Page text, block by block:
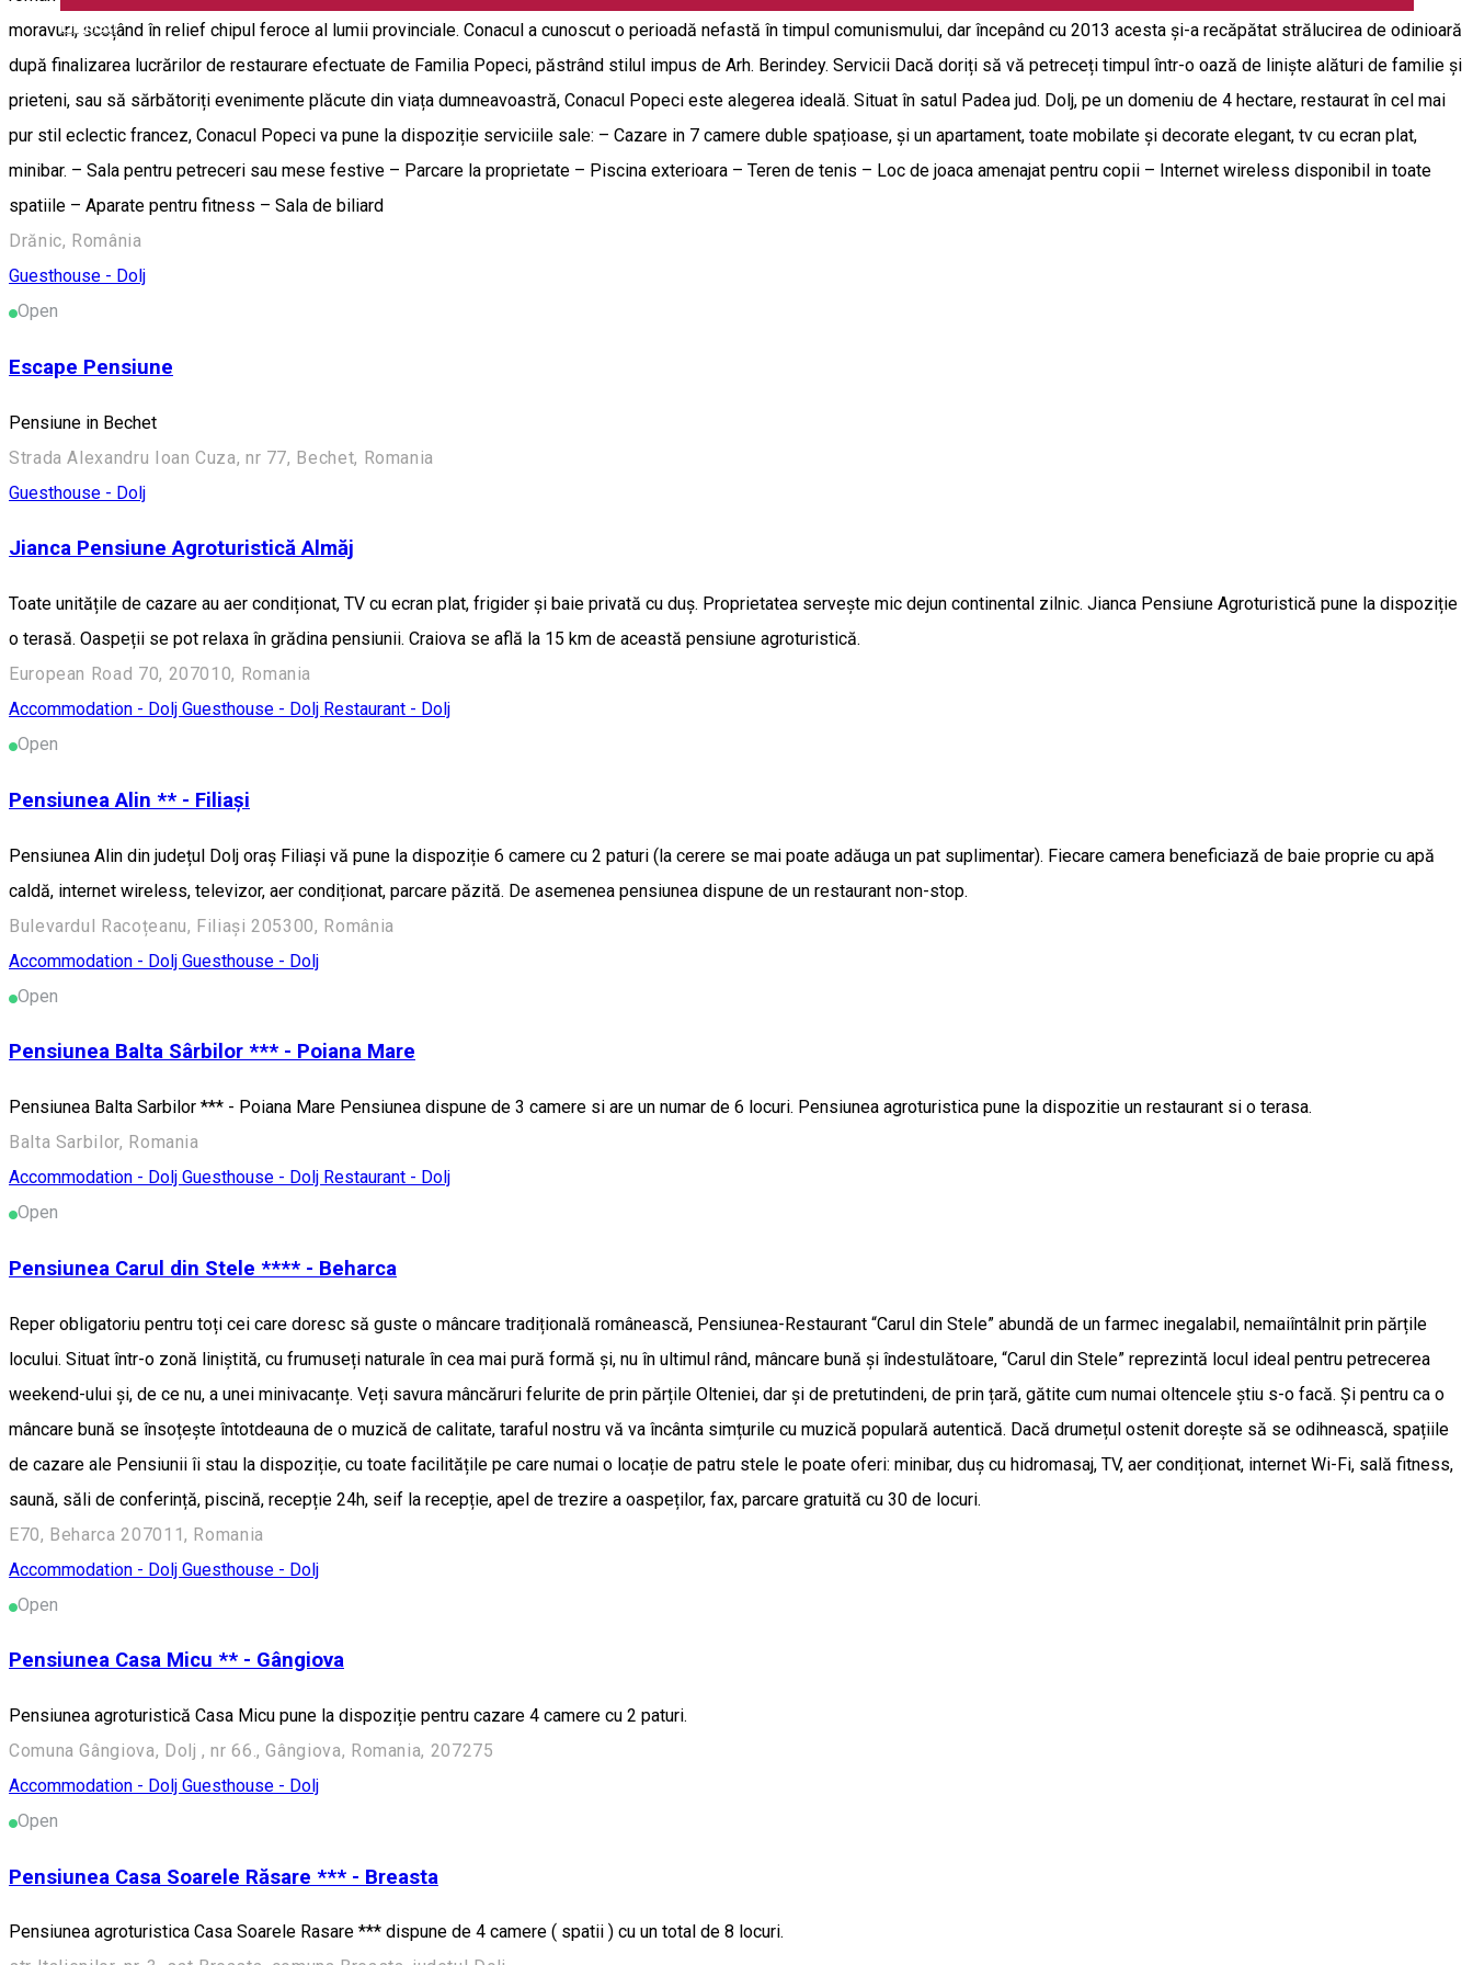
English
moravuri, scoțând în relief chipul feroce al lumii provinciale. Conacul a cunoscut o perioadă nefastă în timpul comunismului, dar începând cu 2013 acesta și-a recăpătat strălucirea de odinioară
după finalizarea lucrărilor de restaurare efectuate de Familia Popeci, păstrând stilul impus de Arh. Berindey. Servicii Dacă doriți să vă petreceți timpul într-o oază de liniște alături de familie și
prieteni, sau să sărbătoriți evenimente plăcute din viața dumneavoastră, Conacul Popeci este alegerea ideală. Situat în satul Padea jud. Dolj, pe un domeniu de 4 hectare, restaurat în cel mai
pur stil eclectic francez, Conacul Popeci va pune la dispoziție serviciile sale: – Cazare in 7 camere duble spațioase, și un apartament, toate mobilate și decorate elegant, tv cu ecran plat,
minibar. – Sala pentru petreceri sau mese festive – Parcare la proprietate – Piscina exterioara – Teren de tenis – Loc de joaca amenajat pentru copii – Internet wireless disponibil in toate
spatiile – Aparate pentru fitness – Sala de biliard
Drănic, România
Guesthouse - Dolj
Open
Escape Pensiune
Pensiune in Bechet
Strada Alexandru Ioan Cuza, nr 77, Bechet, Romania
Guesthouse - Dolj
Jianca Pensiune Agroturistică Almăj
Toate unitățile de cazare au aer condiționat, TV cu ecran plat, frigider și baie privată cu duș. Proprietatea servește mic dejun continental zilnic. Jianca Pensiune Agroturistică pune la dispoziție
o terasă. Oaspeții se pot relaxa în grădina pensiunii. Craiova se află la 15 km de această pensiune agroturistică.
European Road 70, 207010, Romania
Accommodation - Dolj Guesthouse - Dolj Restaurant - Dolj
Open
Pensiunea Alin ** - Filiași
Pensiunea Alin din județul Dolj oraș Filiași vă pune la dispoziție 6 camere cu 2 paturi (la cerere se mai poate adăuga un pat suplimentar). Fiecare camera beneficiază de baie proprie cu apă
caldă, internet wireless, televizor, aer condiționat, parcare păzită. De asemenea pensiunea dispune de un restaurant non-stop.
Bulevardul Racoțeanu, Filiași 205300, România
Accommodation - Dolj Guesthouse - Dolj
Open
Pensiunea Balta Sârbilor *** - Poiana Mare
Pensiunea Balta Sarbilor *** - Poiana Mare Pensiunea dispune de 3 camere si are un numar de 6 locuri. Pensiunea agroturistica pune la dispozitie un restaurant si o terasa.
Balta Sarbilor, Romania
Accommodation - Dolj Guesthouse - Dolj Restaurant - Dolj
Open
Pensiunea Carul din Stele **** - Beharca
Reper obligatoriu pentru toți cei care doresc să guste o mâncare tradițională românească, Pensiunea-Restaurant “Carul din Stele” abundă de un farmec inegalabil, nemaiîntâlnit prin părțile
locului. Situat într-o zonă liniștită, cu frumuseți naturale în cea mai pură formă și, nu în ultimul rând, mâncare bună și îndestulătoare, “Carul din Stele” reprezintă locul ideal pentru petrecerea
weekend-ului și, de ce nu, a unei minivacanțe. Veți savura mâncăruri felurite de prin părțile Olteniei, dar și de pretutindeni, de prin țară, gătite cum numai oltencele știu s-o facă. Și pentru ca o
mâncare bună se însoțește întotdeauna de o muzică de calitate, taraful nostru vă va încânta simțurile cu muzică populară autentică. Dacă drumețul ostenit dorește să se odihnească, spațiile
de cazare ale Pensiunii îi stau la dispoziție, cu toate facilitățile pe care numai o locație de patru stele le poate oferi: minibar, duș cu hidromasaj, TV, aer condiționat, internet Wi-Fi, sală fitness,
saună, săli de conferință, piscină, recepție 24h, seif la recepție, apel de trezire a oaspeților, fax, parcare gratuită cu 30 de locuri.
E70, Beharca 207011, Romania
Accommodation - Dolj Guesthouse - Dolj
Open
Pensiunea Casa Micu ** - Gângiova
Pensiunea agroturistică Casa Micu pune la dispoziție pentru cazare 4 camere cu 2 paturi.
Comuna Gângiova, Dolj , nr 66., Gângiova, Romania, 207275
Accommodation - Dolj Guesthouse - Dolj
Open
Pensiunea Casa Soarele Răsare *** - Breasta
Pensiunea agroturistica Casa Soarele Rasare *** dispune de 4 camere ( spatii ) cu un total de 8 locuri.